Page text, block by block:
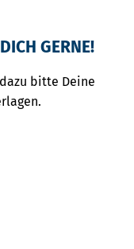
GERNE!
bitte Deine